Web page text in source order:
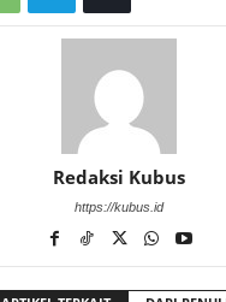
Redaksi Kubus
https://kubus.id